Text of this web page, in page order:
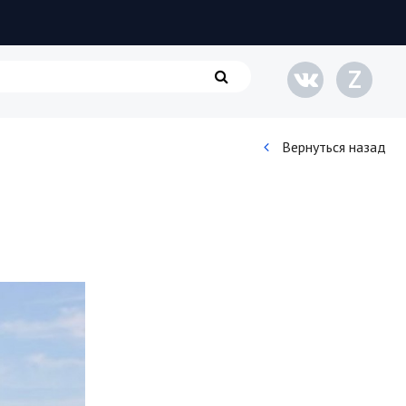
Семья и дети
Путешествия
Строительство
Z
Вернуться назад